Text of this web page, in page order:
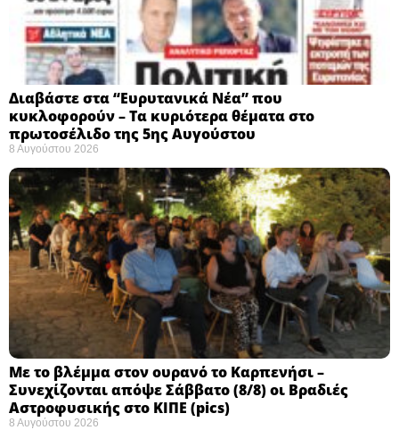
Διαβάστε στα “Ευρυτανικά Νέα” που
κυκλοφορούν – Τα κυριότερα θέματα στο
πρωτοσέλιδο της 5ης Αυγούστου
8 Αυγούστου 2026
Με το βλέμμα στον ουρανό το Καρπενήσι –
Συνεχίζονται απόψε Σάββατο (8/8) οι Βραδιές
Αστροφυσικής στο ΚΙΠΕ (pics)
8 Αυγούστου 2026